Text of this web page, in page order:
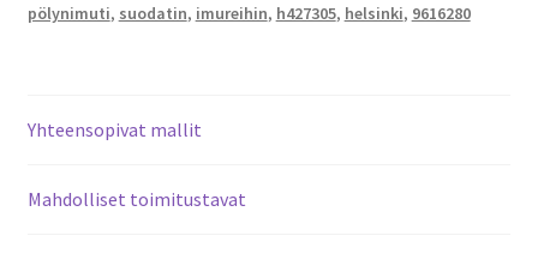
pölynimuti, suodatin, imureihin, h427305, helsinki, 9616280
Yhteensopivat mallit
Mahdolliset toimitustavat